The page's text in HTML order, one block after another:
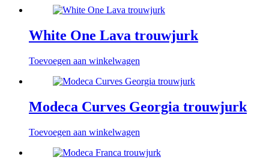
White One Lava trouwjurk
Toevoegen aan winkelwagen
Modeca Curves Georgia trouwjurk
Toevoegen aan winkelwagen